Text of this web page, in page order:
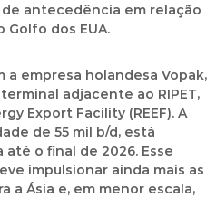
antecedência em relação
Golfo dos EUA.
a empresa holandesa Vopak,
adjacente ao RIPET,
Export Facility (REEF). A
de 55 mil b/d, está
o final de 2026. Esse
impulsionar ainda mais as
a Ásia e, em menor escala,